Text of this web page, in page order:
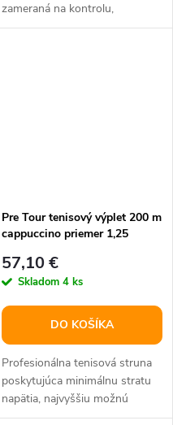
zameraná na kontrolu,
vyrobená revolučnou IONTEC –
Pre Tour tenisový výplet 200 m
cappuccino priemer 1,25
57,10 €
Skladom 4 ks
DO KOŠÍKA
Profesionálna tenisová struna
poskytujúca minimálnu stratu
napätia, najvyššiu možnú
kontrolu lopty a